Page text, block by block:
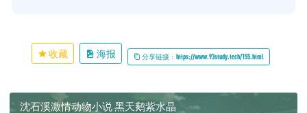
收藏 海报 分享链接：https://www.93study.tech/155.html
沈石溪激情动物小说 黑天鹅紫水晶